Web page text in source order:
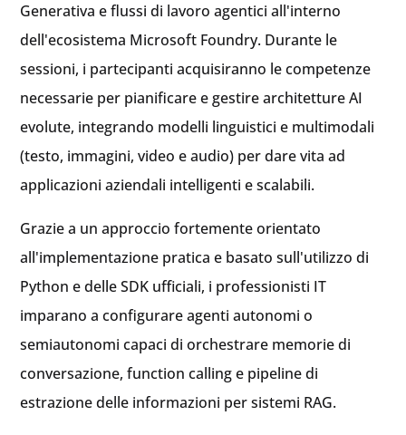
Generativa e flussi di lavoro agentici all'interno
dell'ecosistema Microsoft Foundry. Durante le
sessioni, i partecipanti acquisiranno le competenze
necessarie per pianificare e gestire architetture AI
evolute, integrando modelli linguistici e multimodali
(testo, immagini, video e audio) per dare vita ad
applicazioni aziendali intelligenti e scalabili.
Grazie a un approccio fortemente orientato
all'implementazione pratica e basato sull'utilizzo di
Python e delle SDK ufficiali, i professionisti IT
imparano a configurare agenti autonomi o
semiautonomi capaci di orchestrare memorie di
conversazione, function calling e pipeline di
estrazione delle informazioni per sistemi RAG.